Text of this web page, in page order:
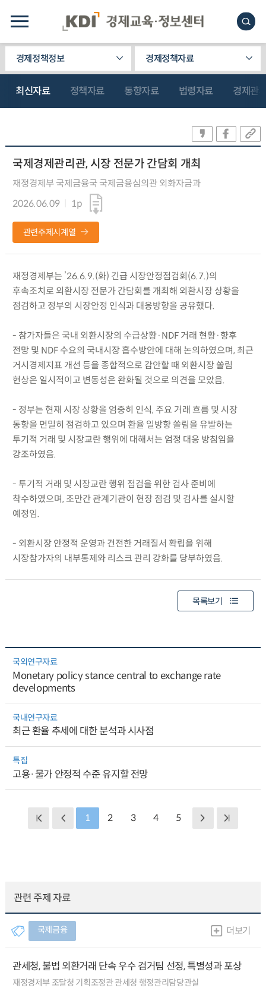
경제정책정보 경제정책자료
최신자료 정책자료 동향자료 법령자료 경제관
국제경제관리관, 시장 전문가 간담회 개최
재정경제부 국제금융국 국제금융심의관 외화자금과
2026.06.09
1p
관련주제시계열
재정경제부는 ’26.6.9.(화) 긴급 시장안정점검회(6.7.)의
후속조치로 외환시장 전문가 간담회를 개최해 외환시장 상황을
점검하고 정부의 시장안정 인식과 대응방향을 공유했다.
- 참가자들은 국내 외환시장의 수급상황·NDF 거래 현황·향후
전망 및 NDF 수요의 국내시장 흡수방안에 대해 논의하였으며, 최근
거시경제지표 개선 등을 종합적으로 감안할 때 외환시장 쏠림
현상은 일시적이고 변동성은 완화될 것으로 의견을 모았음.
- 정부는 현재 시장 상황을 엄중히 인식, 주요 거래 흐름 및 시장
동향을 면밀히 점검하고 있으며 환율 일방향 쏠림을 유발하는
투기적 거래 및 시장교란 행위에 대해서는 엄정 대응 방침임을
강조하였음.
- 투기적 거래 및 시장교란 행위 점검을 위한 검사 준비에
착수하였으며, 조만간 관계기관이 현장 점검 및 검사를 실시할
예정임.
- 외환시장 안정적 운영과 건전한 거래질서 확립을 위해
시장참가자의 내부통제와 리스크 관리 강화를 당부하였음.
목록보기
국외연구자료
Monetary policy stance central to exchange rate
developments
국내연구자료
최근 환율 추세에 대한 분석과 시사점
특집
고용·물가 안정적 수준 유지할 전망
1 2 3 4 5
관련 주제 자료
국제금융 더보기
관세청, 불법 외환거래 단속 우수 검거팀 선정, 특별성과 포상
재정경제부 조달청 기획조정관 관세청 행정관리담당관실